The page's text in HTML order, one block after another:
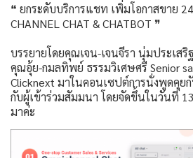
❝ ยกระดับบริการแชท เพิ่มโอกาสขาย
CHANNEL CHAT & CHATBOT ❞
บรรยายโดยคุณเจน-เจนจีรา นุ่มประเส
คุณอุ้ย-กมลทิพย์ ธรรมวิเศษศรี Senior
Clicknext มาในคอนเซปต์การนั่งพูดคุย
กับผู้เข้าร่วมสัมมนา โดยจัดขึ้นในวันที่
มาค่ะ